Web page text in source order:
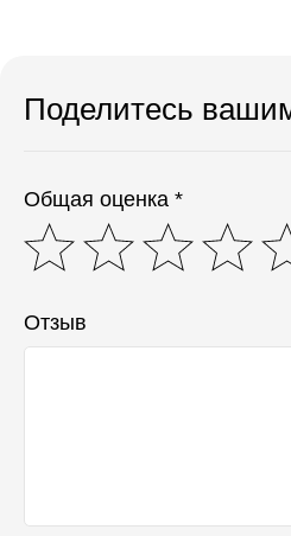
Поделитесь
Общая оценка *
Отзыв